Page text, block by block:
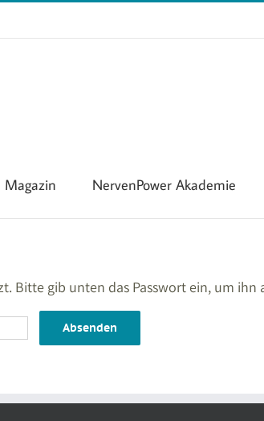
Magazin NervenPower Akademie
Bitte gib unten das Passwort ein, um ihn